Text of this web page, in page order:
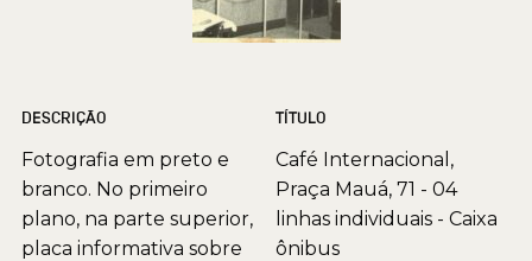
DESCRIÇÃO
Fotografia em preto e
branco. No primeiro
plano, na parte superior,
placa informativa sobre
TÍTULO
Café Internacional,
Praça Mauá, 71 - 04
linhas individuais - Caixa
ônibus